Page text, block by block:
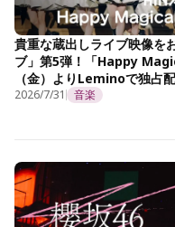
貴重な蔵出しライブ映像を
ブ」第5弾！「Happy
（金）よりLeminoで独占
2026/7/31 音楽